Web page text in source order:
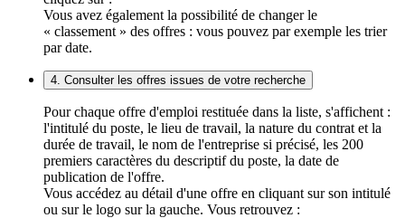
Vous avez également la possibilité de changer le
« classement » des offres : vous pouvez par exemple les trier
par date.
4. Consulter les offres issues de votre recherche
Pour chaque offre d'emploi restituée dans la liste, s'affichent :
l'intitulé du poste, le lieu de travail, la nature du contrat et la
durée de travail, le nom de l'entreprise si précisé, les 200
premiers caractères du descriptif du poste, la date de
publication de l'offre.
Vous accédez au détail d'une offre en cliquant sur son intitulé
ou sur le logo sur la gauche. Vous retrouvez :